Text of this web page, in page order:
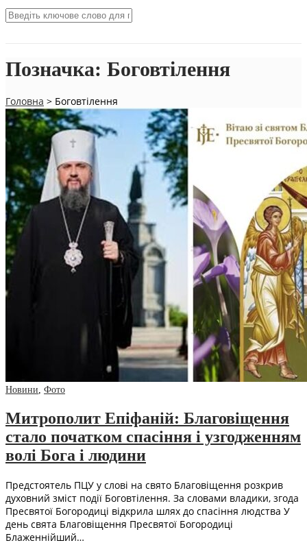
Позначка: Боговтілення
Головна > Боговтілення
Новини, Фото
Митрополит Епіфаній: Благовіщення
стало початком спасіння і узгодженням
волі Бога і людини
Предстоятель ПЦУ у слові на свято Благовіщення розкрив
духовний зміст події Боговтілення. За словами владики, згода
Пресвятої Богородиці відкрила шлях до спасіння людства У
день свята Благовіщення Пресвятої Богородиці
Блаженнійший…